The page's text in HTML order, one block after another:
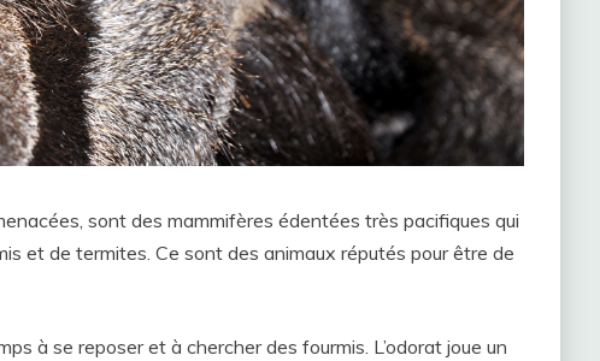
sont des mammifères édentées très pacifiques qui
et de termites. Ce sont des animaux réputés pour être de
à se reposer et à chercher des fourmis. L’odorat joue un